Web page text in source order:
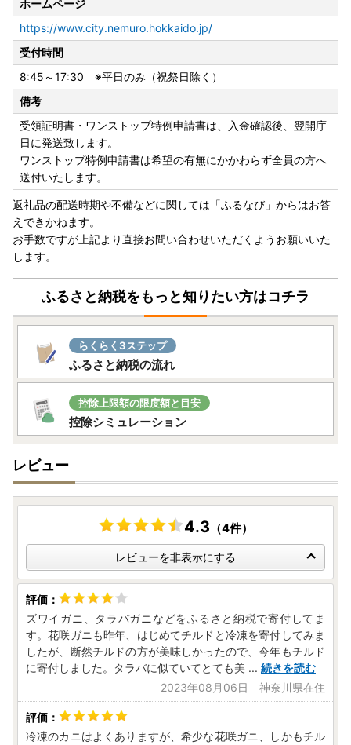
ホームページ
https://www.city.nemuro.hokkaido.jp/
受付時間
8:45～17:30 ※平日のみ（祝祭日除く）
備考
受領証明書・ワンストップ特例申請書は、入金確認後、翌開庁
日に発送致します。
ワンストップ特例申請書は希望の有無にかかわらず全員の方へ
送付いたします。
返礼品の配送時期や不備などに関しては「ふるなび」からはお答
えできかねます。
お手数ですが上記より直接お問い合わせいただくようお願いいた
します。
ふるさと納税をもっと知りたい方はコチラ
らくらく3ステップ
ふるさと納税の流れ
控除上限額の限度額と目安
控除シミュレーション
レビュー
4.3 （4件）
レビューを非表示にする
ズワイガニ、タラバガニなどをふるさと納税で寄付してま
す。花咲ガニも昨年、はじめてチルドと冷凍を寄付してみま
したが、断然チルドの方が美味しかったので、今年もチルド
に寄付しました。タラバに似ていてとても美 ... 続きを読む
2023年08月06日 神奈川県在住
冷凍のカニはよくありますが、希少な花咲ガニ、しかもチル